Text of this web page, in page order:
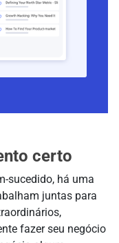
certo
sucedido, há uma
juntas para
fazer seu negócio